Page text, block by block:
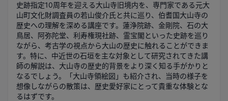
史跡指定10周年を迎える大山寺旧境内を、専門家である元大
山町文化財調査員の若山俊介氏と共に巡り、伯耆国大山寺の
歴史への理解を深める講座です。蓮浄院跡、金剛院、石の大
鳥居、阿弥陀堂、利寿権現社跡、霊宝閣といった史跡を巡り
ながら、考古学の視点から大山の歴史に触れることができま
す。特に、中近世の石垣を主な対象として研究されてきた講
師の解説は、大山寺の歴史的背景をより深く知る手がかりと
なるでしょう。「大山寺領絵図」も紹介され、当時の様子を
想像しながらの散策は、歴史愛好家にとって貴重な体験とな
るはずです。